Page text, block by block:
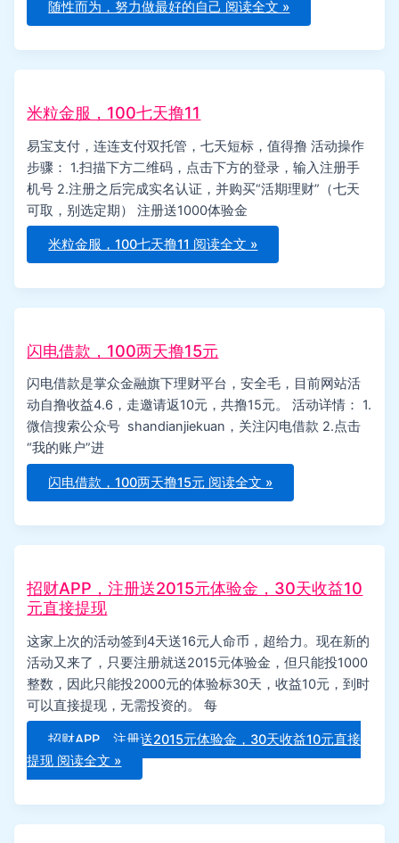
随性而为，努力做最好的自己 阅读全文 »
米粒金服，100七天撸11
易宝支付，连连支付双托管，七天短标，值得撸 活动操作
步骤： 1.扫描下方二维码，点击下方的登录，输入注册手
机号 2.注册之后完成实名认证，并购买“活期理财”（七天
可取，别选定期） 注册送1000体验金
米粒金服，100七天撸11 阅读全文 »
闪电借款，100两天撸15元
闪电借款是掌众金融旗下理财平台，安全毛，目前网站活
动自撸收益4.6，走邀请返10元，共撸15元。 活动详情： 1.
微信搜索公众号 shandianjiekuan，关注闪电借款 2.点击
“我的账户”进
闪电借款，100两天撸15元 阅读全文 »
招财APP，注册送2015元体验金，30天收益10
元直接提现
这家上次的活动签到4天送16元人命币，超给力。现在新的
活动又来了，只要注册就送2015元体验金，但只能投1000
整数，因此只能投2000元的体验标30天，收益10元，到时
可以直接提现，无需投资的。 每
招财APP，注册送2015元体验金，30天收益10元直接
提现 阅读全文 »